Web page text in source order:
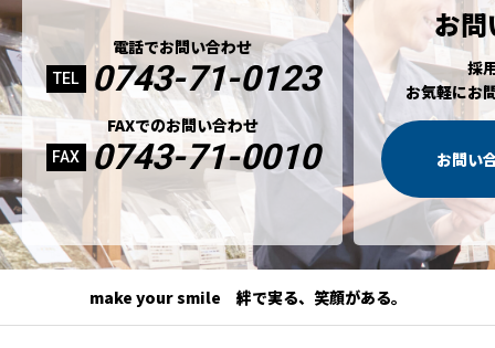
電話でお問い合わせ
TEL 0743-71-0123
FAXでのお問い合わせ
FAX 0743-71-0010
お
採
お気軽にお
お問い
make your smile 絆で実る、笑顔がある。